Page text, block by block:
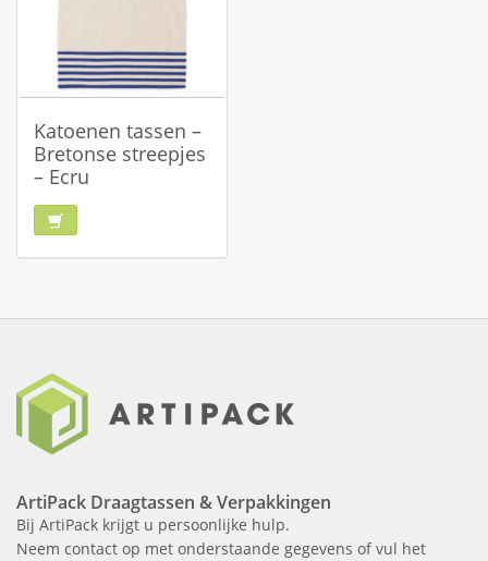
Katoenen tassen –
Bretonse streepjes
– Ecru
ArtiPack Draagtassen & Verpakkingen
Bij ArtiPack krijgt u persoonlijke hulp.
Neem contact op met onderstaande gegevens of vul het